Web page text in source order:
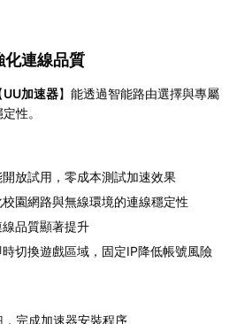
化連線品質
UU加速器】能透過智能路由選擇與專屬
性。
開放試用，零成本測試加速效果
校園網路與無線環境的連線穩定性
線品質顯著提升
時切換遊戲區域，固定IP降低帳號風險
完成加速器安裝程序